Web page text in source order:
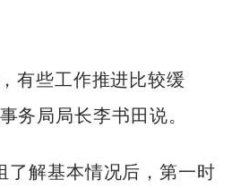
有些工作推进比较缓
务局局长李书田说。
了解基本情况后，第一时